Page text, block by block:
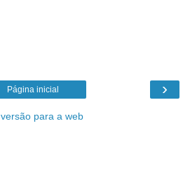
›
Página inicial
para a web